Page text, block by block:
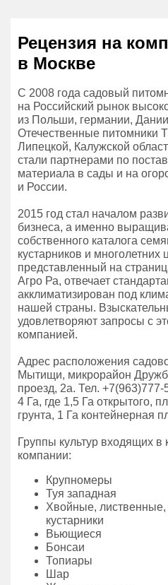
Рецензия на
в Москве
С 2008 года садовый
на Российский рынок
из Польши, германии,
Отечественные питомники
Липецкой, Калужской
стали партнерами по
материала в сады и на
и России.
2015 год стал началом
бизнеса, а именно
собственного каталога
кустарников и
представленный на
Агро Ра, отвечает
акклиматизирован под
нашей страны.
удовлетворяют запросы с
компанией.
Адрес расположения
Мытищи, микрорайон
проезд, 2а. Тел.
4 Га, где 1,5 Га открытого,
грунта, 1 Га контейнерная
Группы культур входящих в
компании:
Крупномеры
Туя западная
Хвойные,
кустарники
Вьющиеся
Бонсаи
Топиары
Шар